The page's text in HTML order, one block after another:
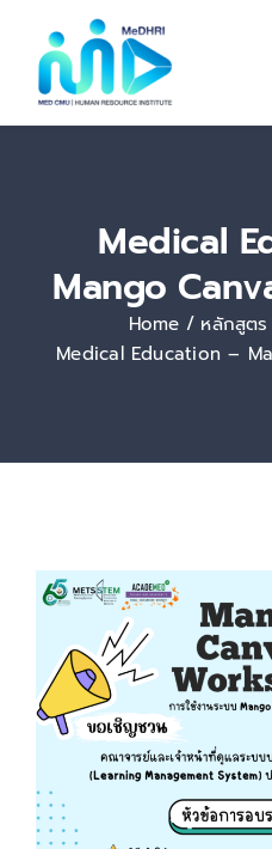
content
การพัฒนาบุคลากร
Medical
Mango
Home หลักสูตร
Medical Education –